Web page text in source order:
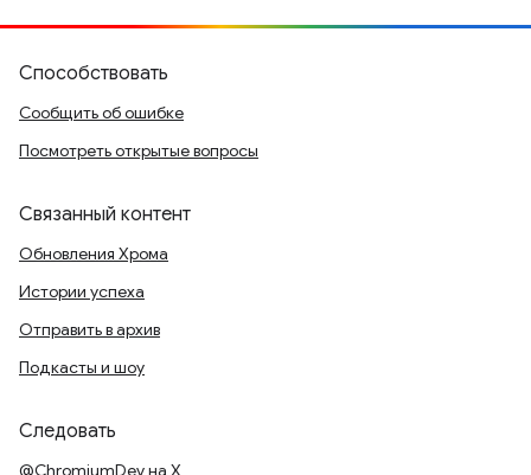
Способствовать
Сообщить об ошибке
Посмотреть открытые вопросы
Связанный контент
Обновления Хрома
Истории успеха
Отправить в архив
Подкасты и шоу
Следовать
@ChromiumDev на X